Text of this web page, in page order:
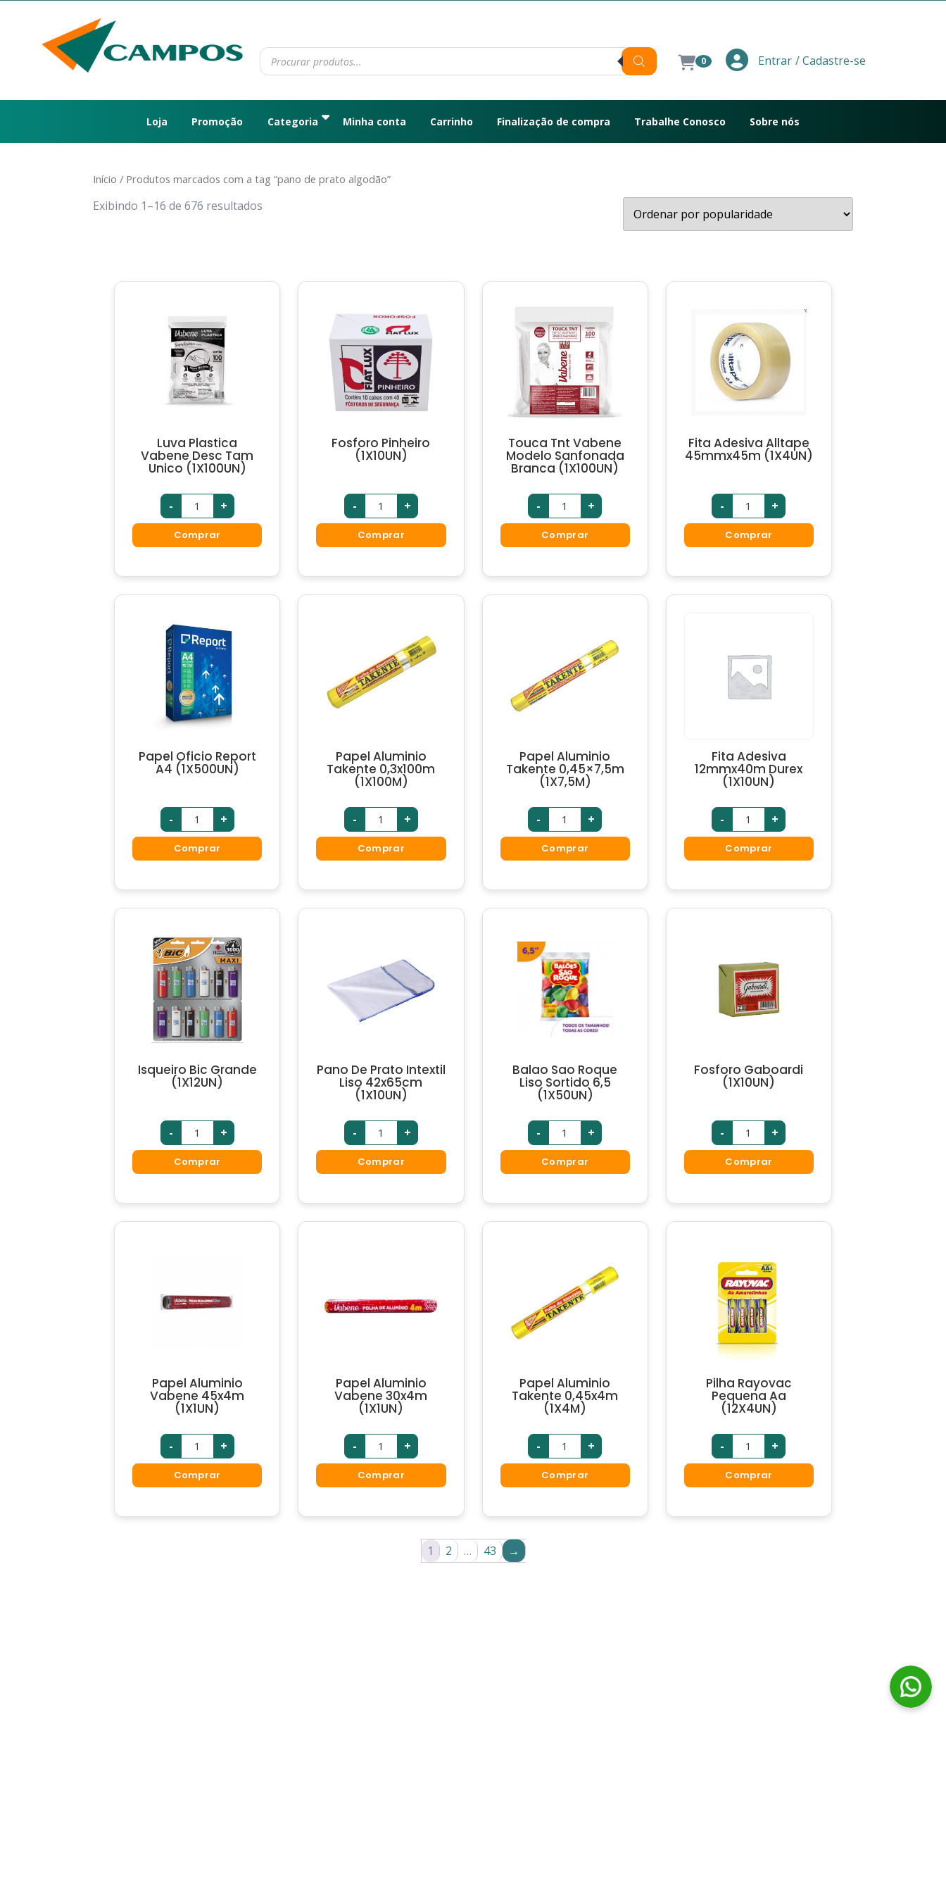
0 Entrar / Cadastre-se
Loja Promoção Categoria Minha conta Carrinho Finalização de compra Trabalhe Conosco Sobre nós
Início / Produtos marcados com a tag “pano de prato algodão”
Exibindo 1–16 de 676 resultados
Luva Plastica
Vabene Desc Tam
Unico (1X100UN)
- +
Comprar
Fosforo Pinheiro
(1X10UN)
- +
Comprar
Touca Tnt Vabene
Modelo Sanfonada
Branca (1X100UN)
- +
Comprar
Fita Adesiva Alltape
45mmx45m (1X4UN)
- +
Comprar
Papel Oficio Report
A4 (1X500UN)
- +
Comprar
Papel Aluminio
Takente 0,3x100m
(1X100M)
- +
Comprar
Papel Aluminio
Takente 0,45×7,5m
(1X7,5M)
- +
Comprar
Fita Adesiva
12mmx40m Durex
(1X10UN)
- +
Comprar
Isqueiro Bic Grande
(1X12UN)
- +
Comprar
Pano De Prato Intextil
Liso 42x65cm
(1X10UN)
- +
Comprar
Balao Sao Roque
Liso Sortido 6,5
(1X50UN)
- +
Comprar
Fosforo Gaboardi
(1X10UN)
- +
Comprar
Papel Aluminio
Vabene 45x4m
(1X1UN)
- +
Comprar
Papel Aluminio
Vabene 30x4m
(1X1UN)
- +
Comprar
Papel Aluminio
Takente 0,45x4m
(1X4M)
- +
Comprar
Pilha Rayovac
Pequena Aa
(12X4UN)
- +
Comprar
1 2 … 43 →